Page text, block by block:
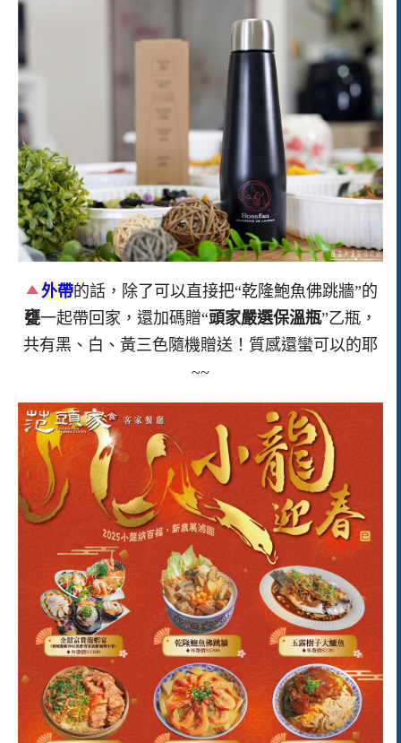
外帶的話，除了可以直接把“乾隆鮑魚佛跳牆”的
甕一起帶回家，還加碼贈“頭家嚴選保溫瓶”乙瓶，
共有黑、白、黃三色隨機贈送！質感還蠻可以的耶
~~